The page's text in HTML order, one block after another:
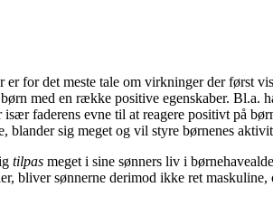
for det meste tale om virkninger der først
med en række positive egenskaber. Bl.a.
faderens evne til at reagere positivt på
blander sig meget og vil styre børnenes
tilpas meget i sine sønners liv i
bliver sønnerne derimod ikke ret